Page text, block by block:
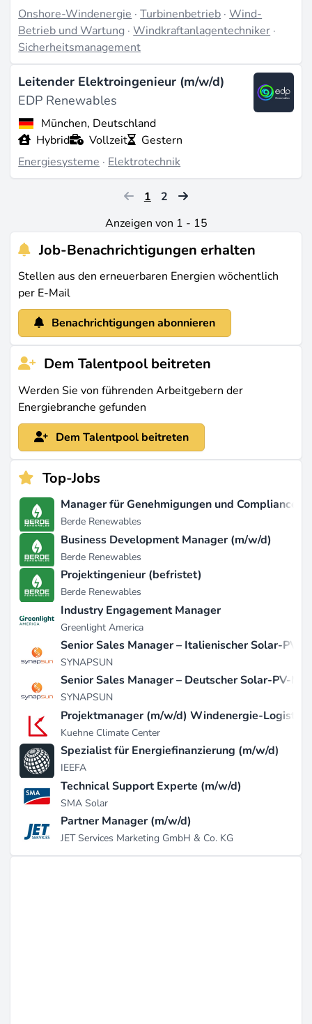
betont die globale Teamarbeit für Rekordleistungen
wie die Zugänge von 3,8 GW, mit mehr als 2.800
Mitarbeitern in 26 Märkten, was auf ein
wachstumsorientiertes internationales Umfeld
hinweist (Quelle:edp.com).
Zuletzt aktualisiert am Aug 6, 2026 |
melden
Onshore-Windenergie ·Turbinenbetrieb ·Wind-
Betrieb und Wartung ·Windkraftanlagentechniker ·
Sicherheitsmanagement
Leitender Elektroingenieur (m/w/d)
EDP Renewables
München, Deutschland
Hybrid
Vollzeit
Gestern
Energiesysteme · Elektrotechnik
1
2
Anzeigen von 1 - 15
Job-Benachrichtigungen erhalten
Stellen aus den erneuerbaren Energien wöchentlich
per E-Mail
Benachrichtigungen abonnieren
Dem Talentpool beitreten
Werden Sie von führenden Arbeitgebern der
Energiebranche gefunden
Dem Talentpool beitreten
Top-Jobs
Manager für Genehmigungen und Compliance
Berde Renewables
Business Development Manager (m/w/d)
Berde Renewables
Projektingenieur (befristet)
Berde Renewables
Industry Engagement Manager
Greenlight America
Senior Sales Manager – Italienischer Solar-PV-
SYNAPSUN
Senior Sales Manager – Deutscher Solar-PV-
SYNAPSUN
Projektmanager (m/w/d) Windenergie-Logistik
Kuehne Climate Center
Spezialist für Energiefinanzierung (m/w/d)
IEEFA
Technical Support Experte (m/w/d)
SMA Solar
Partner Manager (m/w/d)
JET Services Marketing GmbH & Co. KG